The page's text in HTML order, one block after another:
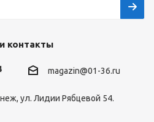
контакты
magazin@01-36.ru
ул. Лидии Рябцевой 54.